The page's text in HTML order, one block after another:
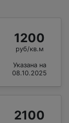
1200
руб/кв.м
Указана на
08.10.2025
2100